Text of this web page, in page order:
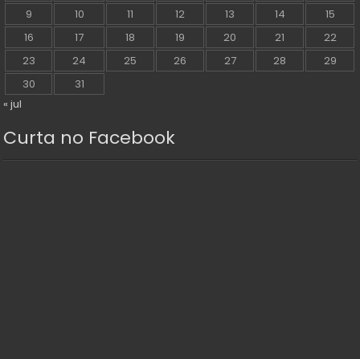
9
10 11 12 13 14
15
16
17 18 19 20 21
22
23
24 25 26 27 28
29
30
31
« jul
Curta no Facebook